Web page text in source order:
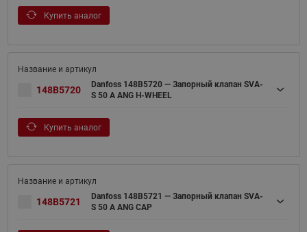
Купить аналог
148B5720
Danfoss 148B5720 — Запорный клапан SVA-
S 50 A ANG H-WHEEL
Купить аналог
148B5721
Danfoss 148B5721 — Запорный клапан SVA-
S 50 A ANG CAP